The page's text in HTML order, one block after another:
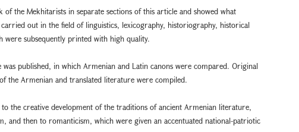
of the Mekhitarists in separate sections of this article and showed what
out in the field of linguistics, lexicography, historiography, historical
were subsequently printed with high quality.
published, in which Armenian and Latin canons were compared. Original
the Armenian and translated literature were compiled.
the creative development of the traditions of ancient Armenian literature,
and then to romanticism, which were given an accentuated national-patriotic